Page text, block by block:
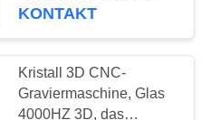
KONTAKT
Kristall 3D CNC-
Graviermaschine, Glas
4000HZ 3D, das